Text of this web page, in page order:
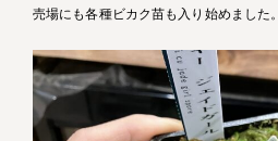
売場にも各種ビカク苗も入り始めました。